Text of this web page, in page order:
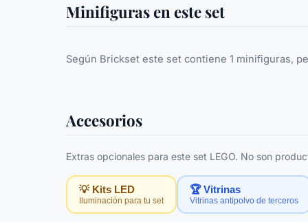
Minifiguras en este set
Según Brickset este set contiene 1 minifiguras,
Accesorios
Extras opcionales para este set LEGO. No son
💡 Kits LED
Iluminación para tu set
🏆 Vitrinas
Vitrinas antipolvo de terceros